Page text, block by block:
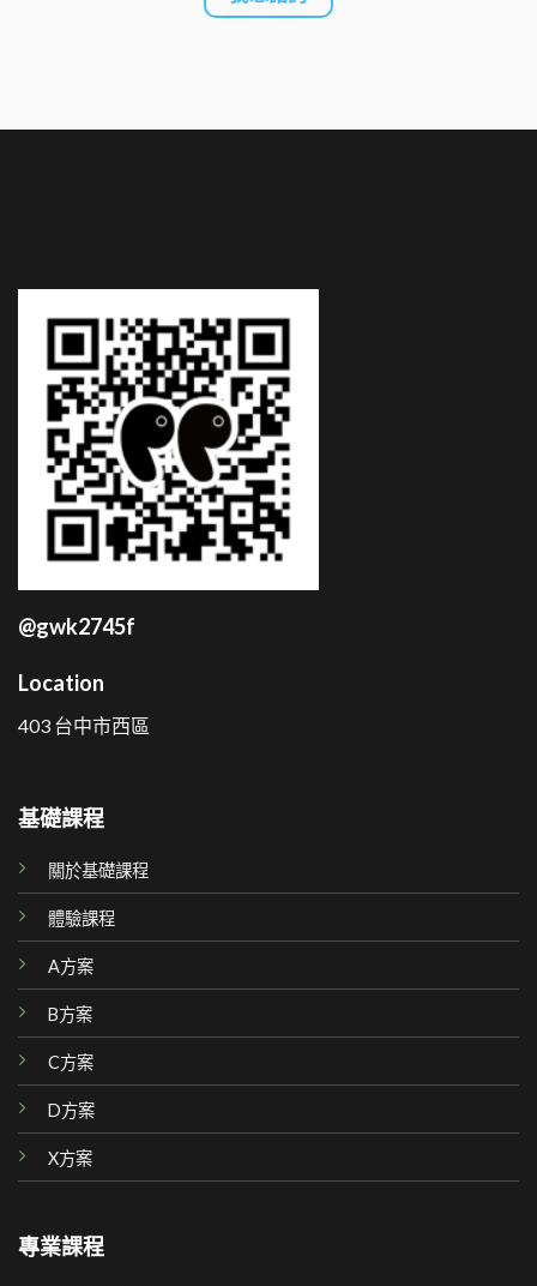
@gwk2745f
Location
403 台中市西區
基礎課程
關於基礎課程
體驗課程
A方案
B方案
C方案
D方案
X方案
專業課程